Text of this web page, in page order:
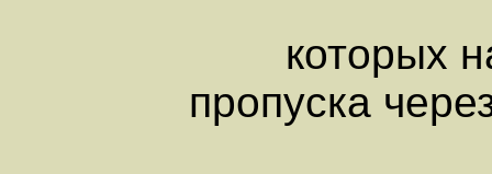
которых
пропуска